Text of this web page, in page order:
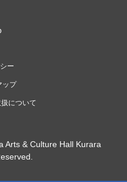
ー
ップ
について
Arts & Culture Hall Kurara